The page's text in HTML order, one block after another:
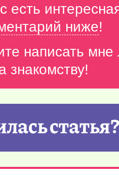
есть
ниже!
написать
знакомству!